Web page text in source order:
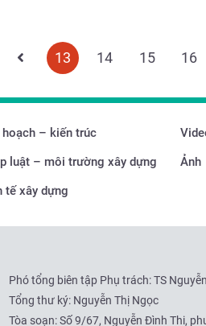
13 14 15 16
hoạch – kiến trúc
luật – môi trường xây dựng
tế xây dựng
Ảnh
Phó tổng biên tập Phụ trách: TS
Tổng thư ký: Nguyễn Thị Ngọc
Tòa soạn:Số 9/67, Nguyễn Đình Thi,